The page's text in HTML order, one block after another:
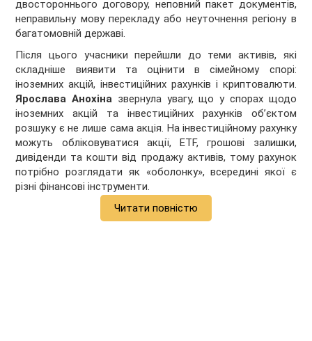
двостороннього договору, неповний пакет документів,
неправильну мову перекладу або неуточнення регіону в
багатомовній державі.
Після цього учасники перейшли до теми активів, які
складніше виявити та оцінити в сімейному спорі:
іноземних акцій, інвестиційних рахунків і криптовалюти.
Ярослава Анохіна звернула увагу, що у спорах щодо
іноземних акцій та інвестиційних рахунків об’єктом
розшуку є не лише сама акція. На інвестиційному рахунку
можуть обліковуватися акції, ETF, грошові залишки,
дивіденди та кошти від продажу активів, тому рахунок
потрібно розглядати як «оболонку», всередині якої є
різні фінансові інструменти.
Читати повністю